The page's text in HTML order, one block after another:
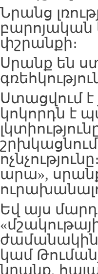
Նրանց
բարոյական
փշրանքի։
Սրանք են
Ստացվում է
կոկորդն է
արա»,
Եվ այս
ժամանակին
կամ
նրանք,